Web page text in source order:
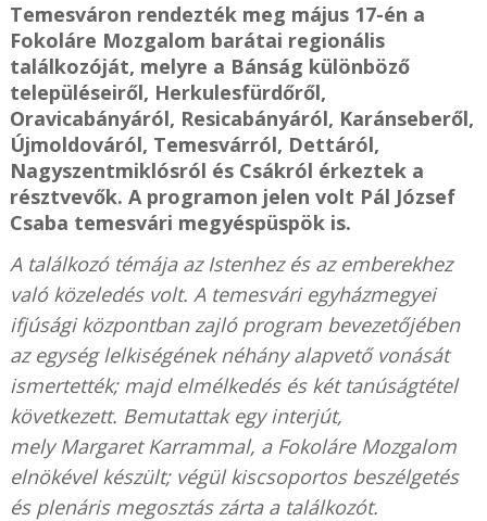
Temesváron rendezték meg május 17-én a
Fokoláre Mozgalom barátai regionális
találkozóját, melyre a Bánság különböző
településeiről, Herkulesfürdőről,
Oravicabányáról, Resicabányáról, Karánseberől,
Újmoldováról, Temesvárról, Dettáról,
Nagyszentmiklósról és Csákról érkeztek a
résztvevők. A programon jelen volt Pál József
Csaba temesvári megyéspüspök is.
A találkozó témája az Istenhez és az emberekhez
való közeledés volt. A temesvári egyházmegyei
ifjúsági központban zajló program bevezetőjében
az egység lelkiségének néhány alapvető vonását
ismertették; majd elmélkedés és két tanúságtétel
következett. Bemutattak egy interjút,
mely Margaret Karrammal, a Fokoláre Mozgalom
elnökével készült; végül kiscsoportos beszélgetés
és plenáris megosztás zárta a találkozót.